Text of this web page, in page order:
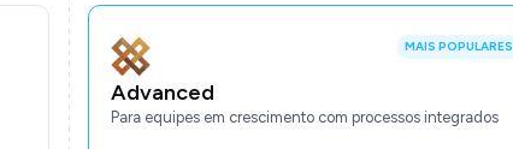
MAIS POPULARES
Advanced
Para equipes em crescimento com processos integrados